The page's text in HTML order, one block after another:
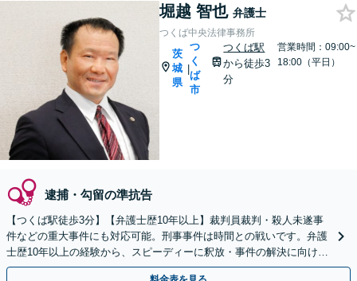
堀越 智也 弁護士
つくば中央法律事務所
茨
城
県
|
つ
く
ば
市
つくば駅
から徒歩3
分
営業時間：09:00~
18:00（平日）
逮捕・勾留の準抗告
【つくば駅徒歩3分】【弁護士歴10年以上】裁判員裁判・殺人未遂事
件などの重大事件にも対応可能。刑事事件は時間との戦いです。弁護
士歴10年以上の経験から、スピーディーに釈放・事件の解決に向けて
動きます！【夜間・休日の相談可能】